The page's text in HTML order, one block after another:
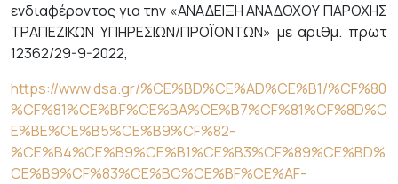
ενδιαφέροντος για την «ΑΝΑΔΕΙΞΗ ΑΝΑΔΟΧΟΥ ΠΑΡΟΧΗΣ
ΤΡΑΠΕΖΙΚΩΝ ΥΠΗΡΕΣΙΩΝ/ΠΡΟΪΟΝΤΩΝ» με αριθμ. πρωτ
12362/29-9-2022,
https://www.dsa.gr/%CE%BD%CE%AD%CE%B1/%CF%80
%CF%81%CE%BF%CE%BA%CE%B7%CF%81%CF%8D%C
E%BE%CE%B5%CE%B9%CF%82-
%CE%B4%CE%B9%CE%B1%CE%B3%CF%89%CE%BD%
CE%B9%CF%83%CE%BC%CE%BF%CE%AF-